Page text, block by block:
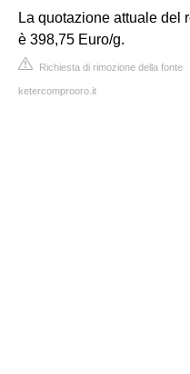
La quotazione attuale del
è 398,75 Euro/g.
Richiesta di rimozione della fonte
ketercomprooro.it